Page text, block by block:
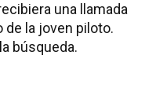
una llamada
la joven piloto.
búsqueda.